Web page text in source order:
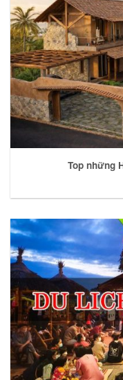
Top những